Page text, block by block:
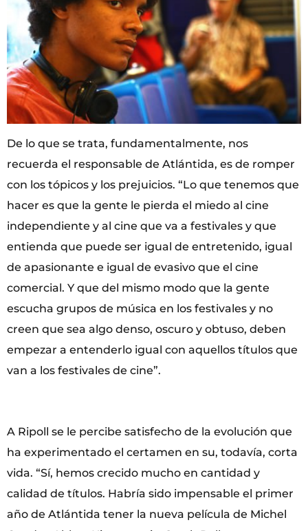
De lo que se trata, fundamentalmente, nos
recuerda el responsable de Atlántida, es de romper
con los tópicos y los prejuicios. “Lo que tenemos que
hacer es que la gente le pierda el miedo al cine
independiente y al cine que va a festivales y que
entienda que puede ser igual de entretenido, igual
de apasionante e igual de evasivo que el cine
comercial. Y que del mismo modo que la gente
escucha grupos de música en los festivales y no
creen que sea algo denso, oscuro y obtuso, deben
empezar a entenderlo igual con aquellos títulos que
van a los festivales de cine”.
A Ripoll se le percibe satisfecho de la evolución que
ha experimentado el certamen en su, todavía, corta
vida. “Sí, hemos crecido mucho en cantidad y
calidad de títulos. Habría sido impensable el primer
año de Atlántida tener la nueva película de Michel